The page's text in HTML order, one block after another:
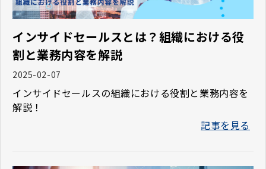
インサイドセールスとは？組織における役
割と業務内容を解説
2025-02-07
インサイドセールスの組織における役割と業務内容を
解説！
記事を見る